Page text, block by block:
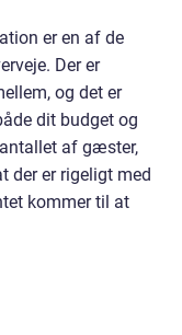
er en af de
Der er
og det er
dit budget og
af gæster,
der er rigeligt med
kommer til at